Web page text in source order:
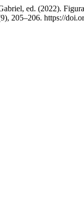
ed. (2022).
205–206. https://